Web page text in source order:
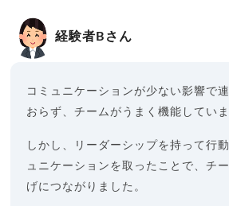
経験者Bさん
コミュニケーションが少ない影響で
おらず、チームがうまく機能していま
しかし、リーダーシップを持って行
ュニケーションを取ったことで、チ
げにつながりました。